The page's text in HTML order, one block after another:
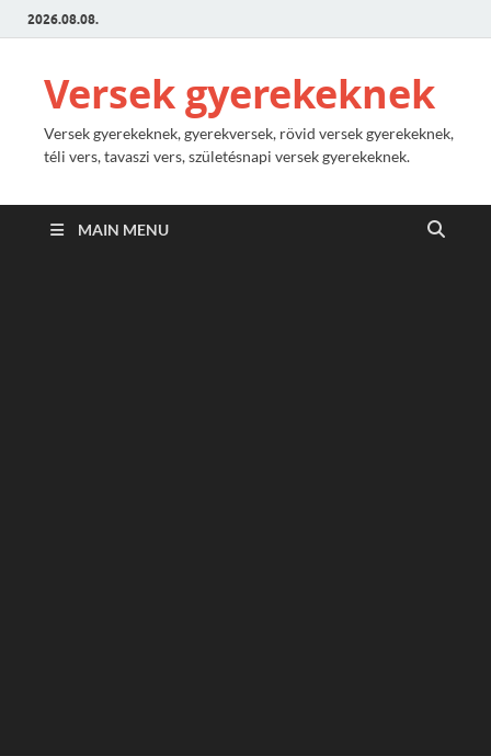
2026.08.08.
Versek gyerekeknek
Versek gyerekeknek, gyerekversek, rövid versek gyerekeknek,
téli vers, tavaszi vers, születésnapi versek gyerekeknek.
MAIN MENU